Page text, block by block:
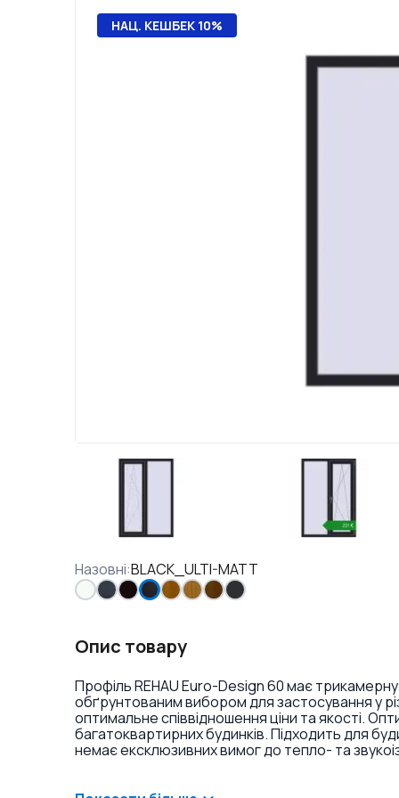
НАЦ. КЕШБЕК 10%
Назовні:BLACK_ULTI-MATT
Опис товару
Профіль REHAU Euro-Design 60 має
обґрунтованим вибором для застосування у
оптимальне співвідношення ціни та якості.
багатоквартирних будинків. Підходить для
немає ексклюзивних вимог до тепло- та